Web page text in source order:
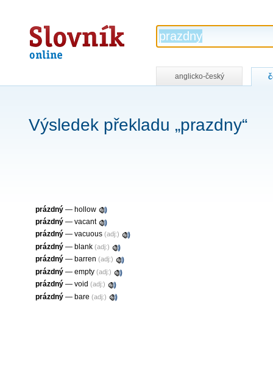
Slovník
online
anglicko-český
Výsledek překladu „prazdny“
prázdný — hollow
prázdný — vacant
prázdný — vacuous (adj:)
prázdný — blank (adj:)
prázdný — barren (adj:)
prázdný — empty (adj:)
prázdný — void (adj:)
prázdný — bare (adj:)